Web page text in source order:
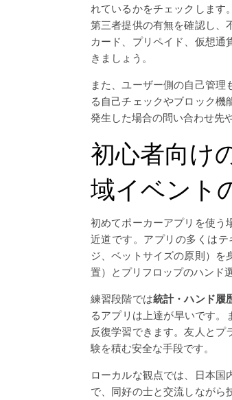
れているかをチェックします
第三者提供の有無を確認し、
カード、プリペイド、仮想
きましょう。
また、ユーザー側の自己管
る自己チェックやブロック
発生した場合の問い合わせ先
初心者向け
域イベント
初めてポーカーアプリを使う
近道です。アプリの多くは
ジ、ベットサイズの原則）
置）とプリフロップのハンド
練習段階では統計・ハンド履
るアプリは上達が早いです
反復学習できます。友人とプ
験を積む安全な手段です。
ローカルな観点では、日本国
で、同好の士と交流しながら